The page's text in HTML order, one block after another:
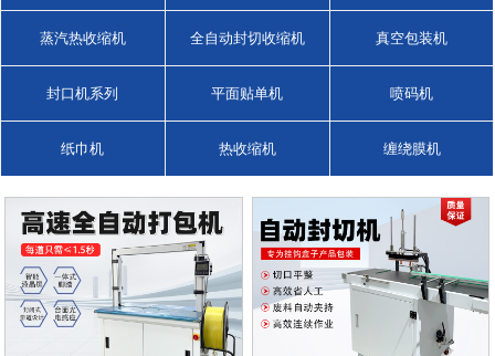
蒸汽热收缩机 全自动封切收缩机 真空包装机
封口机系列 平面贴单机 喷码机
纸巾机 热收缩机 缠绕膜机